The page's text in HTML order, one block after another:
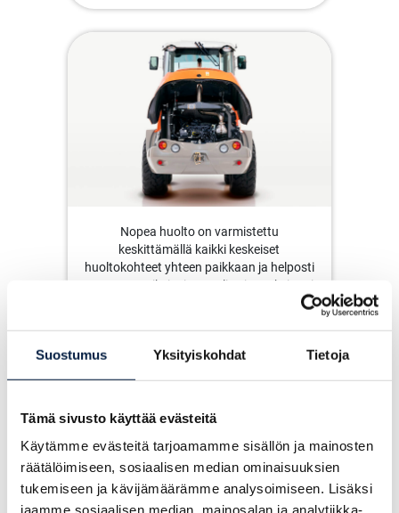
Suostumus Yksityiskohdat Tietoja
Tämä sivusto käyttää evästeitä
Käytämme evästeitä tarjoamamme sisällön ja mainosten
räätälöimiseen, sosiaalisen median ominaisuuksien
tukemiseen ja kävijämäärämme analysoimiseen. Lisäksi
jaamme sosiaalisen median, mainosalan ja analytiikka-
Nopea huolto on varmistettu
keskittämällä kaikki keskeiset
huoltokohteet yhteen paikkaan ja helposti
saavutettaviksi. Ei paneelien irrotuksia tai